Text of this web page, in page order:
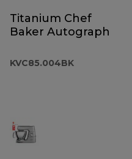
Titanium Chef
Baker Autograph
KVC85.004BK